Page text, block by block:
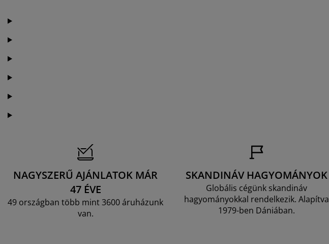
NAGYSZERŰ AJÁNLATOK MÁR
47 ÉVE
49 országban több mint 3600 áruházunk
van.
SKANDINÁV HAGYOMÁNYOK
Globális cégünk skandináv
hagyományokkal rendelkezik. Alapítva
1979-ben Dániában.